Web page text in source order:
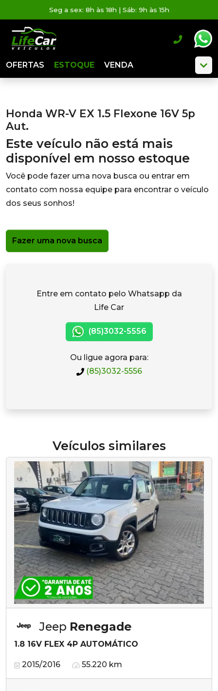
Seg a sex: 8h às 18h | Sáb: 9h às 15h
OFERTAS ESTOQUE VENDA
Honda WR-V EX 1.5 Flexone 16V 5p
Aut.
Este veículo não está mais
disponível em nosso estoque
Você pode fazer uma nova busca ou entrar em
contato com nossa equipe para encontrar o veículo
dos seus sonhos!
Fazer uma nova busca
Entre em contato pelo Whatsapp da
Life Car
(85)3032-5556
Ou ligue agora para:
(85)3032-5556
Veículos similares
Jeep Renegade
1.8 16V FLEX 4P AUTOMÁTICO
2015/2016 55.220 km